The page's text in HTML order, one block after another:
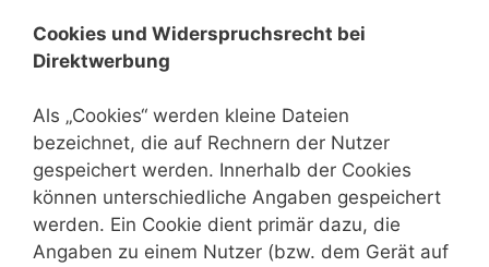
Cookies und Widerspruchsrecht bei
Direktwerbung
Als „Cookies“ werden kleine Dateien
bezeichnet, die auf Rechnern der Nutzer
gespeichert werden. Innerhalb der Cookies
können unterschiedliche Angaben gespeichert
werden. Ein Cookie dient primär dazu, die
Angaben zu einem Nutzer (bzw. dem Gerät auf